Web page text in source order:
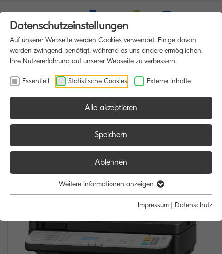
Datenschutzeinstellungen
Auf unserer Webseite werden Cookies verwendet. Einige davon
werden zwingend benötigt, während es uns andere ermöglichen,
Ihre Nutzererfahrung auf unserer Webseite zu verbessern.
Essentiell Statistische Cookies Externe Inhalte
Alle akzeptieren
Speichern
Ablehnen
Weitere Informationen anzeigen
Impressum | Datenschutz